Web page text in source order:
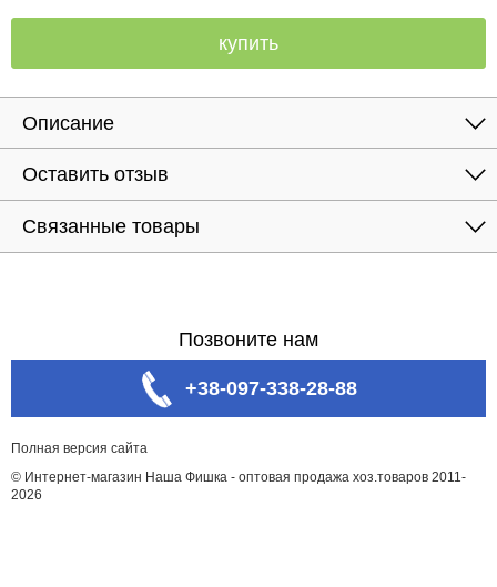
купить
Описание
Оставить отзыв
Связанные товары
Позвоните нам
+38-097-338-28-88
Полная версия сайта
© Интернет-магазин Наша Фишка - оптовая продажа хоз.товаров 2011-
2026